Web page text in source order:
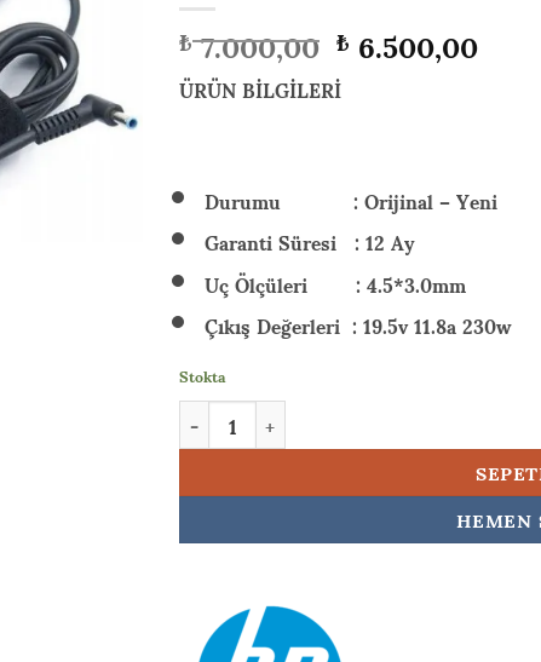
₺7.000,00 Orijinal
fiyat:
₺ 7.000,00.
₺6.500,00Şuandaki
ÜRÜN BİLGİLERİ
Durumu : Orijinal – Yeni
Garanti Süresi : 12 Ay
Uç Ölçüleri : 4.5*3.0mm
Çıkış Değerleri : 19.5v 11.8a 230w
Stokta
HP Victus Gaming 16-r0007nt (7P6B3EA)